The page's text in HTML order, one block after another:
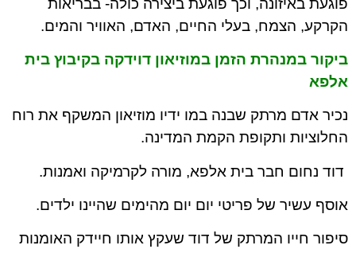
הקרקע, הצמח, בעלי החיים, האדם, האוויר והמים.
ביקור במנהרת הזמן במוזיאון דוידקה בקיבוץ בית
אלפא
נכיר אדם מרתק שבנה במו ידיו מוזיאון המשקף את רוח
החלוציות ותקופת הקמת המדינה.
דוד נחום חבר בית אלפא, מורה לקרמיקה ואמנות.
אוסף עשיר של פריטי יום יום מהימים שהיינו ילדים.
סיפור חייו המרתק של דוד שעקץ אותו חיידק האומנות